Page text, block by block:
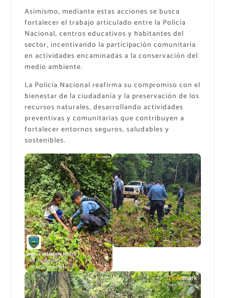
Asimismo, mediante estas acciones se busca
fortalecer el trabajo articulado entre la Policía
Nacional, centros educativos y habitantes del
sector, incentivando la participación comunitaria
en actividades encaminadas a la conservación del
medio ambiente.
La Policía Nacional reafirma su compromiso con el
bienestar de la ciudadanía y la preservación de los
recursos naturales, desarrollando actividades
preventivas y comunitarias que contribuyen a
fortalecer entornos seguros, saludables y
sostenibles.